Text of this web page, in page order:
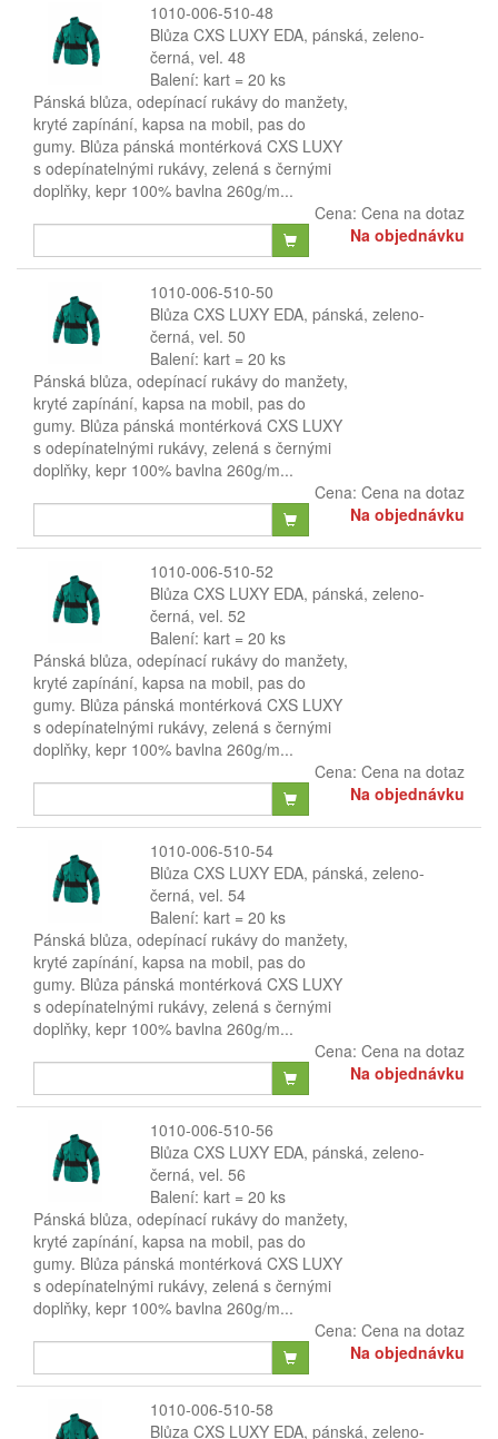
1010-006-510-48
Blůza CXS LUXY EDA, pánská, zeleno-
černá, vel. 48
Balení: kart = 20 ks
Pánská blůza, odepínací rukávy do manžety,
kryté zapínání, kapsa na mobil, pas do
gumy. Blůza pánská montérková CXS LUXY
s odepínatelnými rukávy, zelená s černými
doplňky, kepr 100% bavlna 260g/m...
Cena: Cena na dotaz
Na objednávku
1010-006-510-50
Blůza CXS LUXY EDA, pánská, zeleno-
černá, vel. 50
Balení: kart = 20 ks
Pánská blůza, odepínací rukávy do manžety,
kryté zapínání, kapsa na mobil, pas do
gumy. Blůza pánská montérková CXS LUXY
s odepínatelnými rukávy, zelená s černými
doplňky, kepr 100% bavlna 260g/m...
Cena: Cena na dotaz
Na objednávku
1010-006-510-52
Blůza CXS LUXY EDA, pánská, zeleno-
černá, vel. 52
Balení: kart = 20 ks
Pánská blůza, odepínací rukávy do manžety,
kryté zapínání, kapsa na mobil, pas do
gumy. Blůza pánská montérková CXS LUXY
s odepínatelnými rukávy, zelená s černými
doplňky, kepr 100% bavlna 260g/m...
Cena: Cena na dotaz
Na objednávku
1010-006-510-54
Blůza CXS LUXY EDA, pánská, zeleno-
černá, vel. 54
Balení: kart = 20 ks
Pánská blůza, odepínací rukávy do manžety,
kryté zapínání, kapsa na mobil, pas do
gumy. Blůza pánská montérková CXS LUXY
s odepínatelnými rukávy, zelená s černými
doplňky, kepr 100% bavlna 260g/m...
Cena: Cena na dotaz
Na objednávku
1010-006-510-56
Blůza CXS LUXY EDA, pánská, zeleno-
černá, vel. 56
Balení: kart = 20 ks
Pánská blůza, odepínací rukávy do manžety,
kryté zapínání, kapsa na mobil, pas do
gumy. Blůza pánská montérková CXS LUXY
s odepínatelnými rukávy, zelená s černými
doplňky, kepr 100% bavlna 260g/m...
Cena: Cena na dotaz
Na objednávku
1010-006-510-58
Blůza CXS LUXY EDA, pánská, zeleno-